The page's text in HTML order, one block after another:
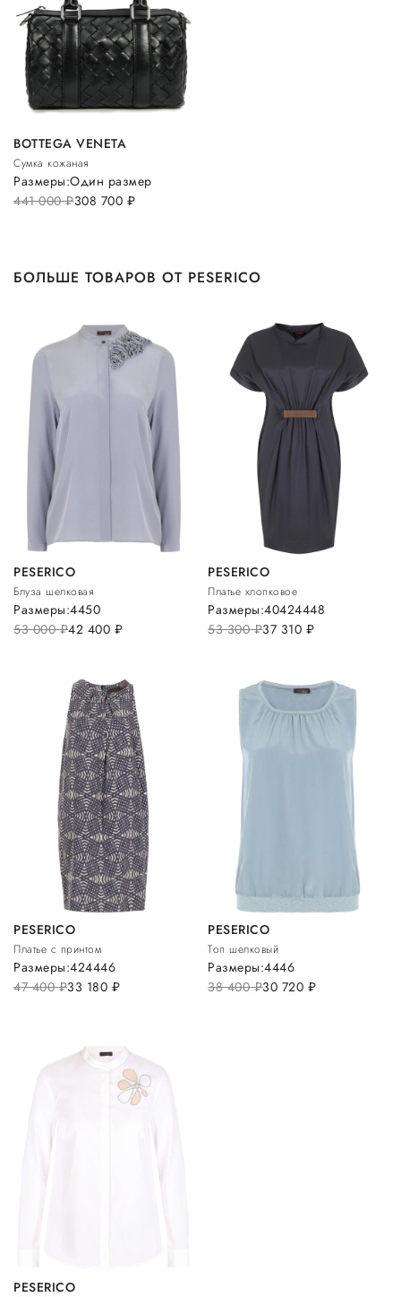
BOTTEGA VENETA
Сумка кожаная
441 000руб.308 700 руб.
Размеры:Один размер
БОЛЬШЕ ТОВАРОВ ОТ PESERICO
PESERICO
Блуза шелковая
53 000руб.42 400 руб.
Размеры:4450
PESERICO
Платье хлопковое
53 300руб.37 310 руб.
Размеры:40424448
PESERICO
Платье с принтом
47 400руб.33 180 руб.
Размеры:424446
PESERICO
Топ шелковый
38 400руб.30 720 руб.
Размеры:4446
PESERICO